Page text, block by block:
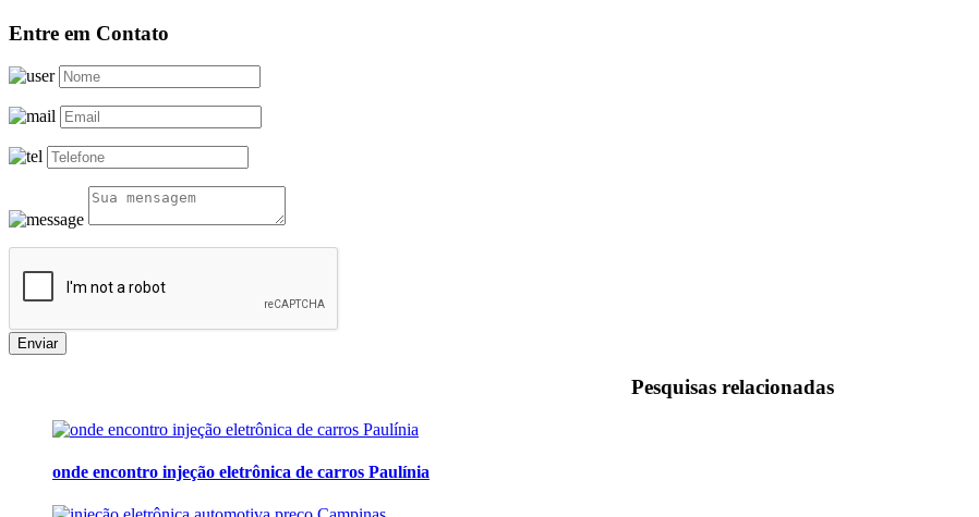
Entre em Contato
Enviar
Pesquisas relacionadas
onde encontro injeção eletrônica de carros Paulínia